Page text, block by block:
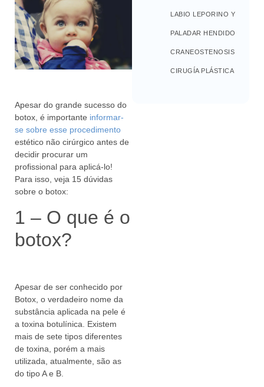
Apesar do grande sucesso do
botox, é importante informar-
se sobre esse procedimento
estético não cirúrgico antes de
decidir procurar um
profissional para aplicá-lo!
Para isso, veja 15 dúvidas
sobre o botox:
1 – O que é o
botox?
Apesar de ser conhecido por
Botox, o verdadeiro nome da
substância aplicada na pele é
a toxina botulínica. Existem
mais de sete tipos diferentes
de toxina, porém a mais
utilizada, atualmente, são as
do tipo A e B.
LABIO LEPORINO Y
PALADAR HENDIDO
CRANEOSTENOSIS
CIRUGÍA PLÁSTICA